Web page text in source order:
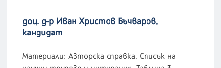
доц. д-р Иван Христов Бъчваров,
кандидат
Материали: Авторска справка, Списък на